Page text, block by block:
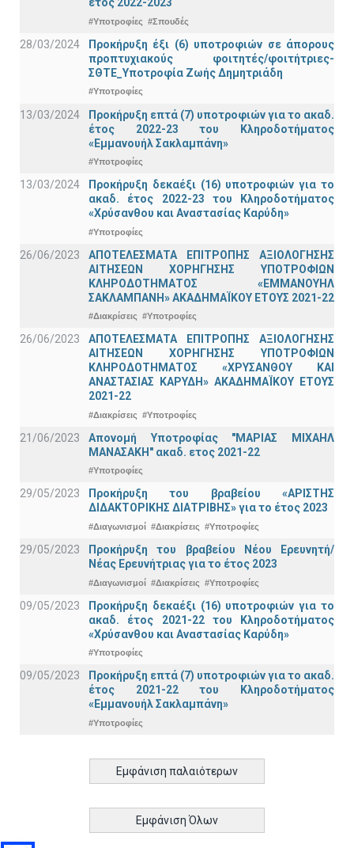
έτος 2022-2023
#Υποτροφίες #Σπουδές
28/03/2024
Προκήρυξη έξι (6) υποτροφιών σε άπορους
προπτυχιακούς φοιτητές/φοιτήτριες-
ΣΘΤΕ_Υποτροφία Ζωής Δημητριάδη
#Υποτροφίες
13/03/2024
Προκήρυξη επτά (7) υποτροφιών για το ακαδ.
έτος 2022-23 του Κληροδοτήματος
«Εμμανουήλ Σακλαμπάνη»
#Υποτροφίες
13/03/2024
Προκήρυξη δεκαέξι (16) υποτροφιών για το
ακαδ. έτος 2022-23 του Κληροδοτήματος
«Χρύσανθου και Αναστασίας Καρύδη»
#Υποτροφίες
26/06/2023
ΑΠΟΤΕΛΕΣΜΑΤΑ ΕΠΙΤΡΟΠΗΣ ΑΞΙΟΛΟΓΗΣΗΣ
ΑΙΤΗΣΕΩΝ ΧΟΡΗΓΗΣΗΣ ΥΠΟΤΡΟΦΙΩΝ
ΚΛΗΡΟΔΟΤΗΜΑΤΟΣ «ΕΜΜΑΝΟΥΗΛ
ΣΑΚΛΑΜΠΑΝΗ» ΑΚΑΔΗΜΑΪΚΟΥ ΕΤΟΥΣ 2021-22
#Διακρίσεις #Υποτροφίες
26/06/2023
ΑΠΟΤΕΛΕΣΜΑΤΑ ΕΠΙΤΡΟΠΗΣ ΑΞΙΟΛΟΓΗΣΗΣ
ΑΙΤΗΣΕΩΝ ΧΟΡΗΓΗΣΗΣ ΥΠΟΤΡΟΦΙΩΝ
ΚΛΗΡΟΔΟΤΗΜΑΤΟΣ «ΧΡΥΣΑΝΘΟΥ ΚΑΙ
ΑΝΑΣΤΑΣΙΑΣ ΚΑΡΥΔΗ» ΑΚΑΔΗΜΑΪΚΟΥ ΕΤΟΥΣ
2021-22
#Διακρίσεις #Υποτροφίες
21/06/2023
Απονομή Υποτροφίας "ΜΑΡΙΑΣ ΜΙΧΑΗΛ
ΜΑΝΑΣΑΚΗ" ακαδ. ετος 2021-22
#Υποτροφίες
29/05/2023
Προκήρυξη του βραβείου «ΑΡΙΣΤΗΣ
ΔΙΔΑΚΤΟΡΙΚΗΣ ΔΙΑΤΡΙΒΗΣ» για το έτος 2023
#Διαγωνισμοί #Διακρίσεις #Υποτροφίες
29/05/2023
Προκήρυξη του βραβείου Νέου Ερευνητή/
Νέας Ερευνήτριας για το έτος 2023
#Διαγωνισμοί #Διακρίσεις #Υποτροφίες
09/05/2023
Προκήρυξη δεκαέξι (16) υποτροφιών για το
ακαδ. έτος 2021-22 του Κληροδοτήματος
«Χρύσανθου και Αναστασίας Καρύδη»
#Υποτροφίες
09/05/2023
Προκήρυξη επτά (7) υποτροφιών για το ακαδ.
έτος 2021-22 του Κληροδοτήματος
«Εμμανουήλ Σακλαμπάνη»
#Υποτροφίες
Εμφάνιση παλαιότερων
Εμφάνιση Όλων